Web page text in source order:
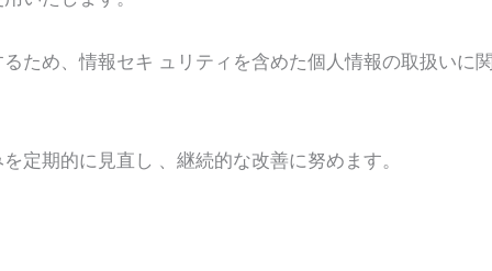
ため、情報セキ ュリティを含めた個人情報の取扱いに
定期的に見直し 、継続的な改善に努めます。